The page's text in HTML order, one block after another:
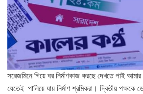
সরেজমিনে গিয়ে ঘর নির্মাণকাজ করছে দেখতে পাই আমার
যেতেই পালিয়ে যায় নির্মাণ শ্রমিকরা। দ্বিতীয় পক্ষকে